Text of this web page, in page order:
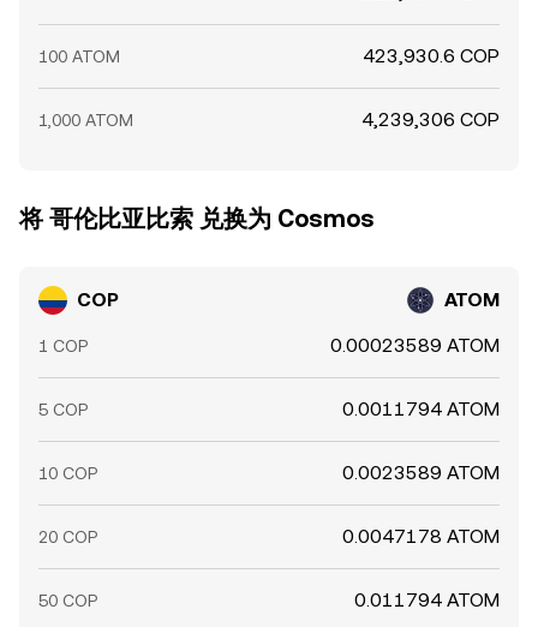
100 ATOM 423,930.6 COP
1,000 ATOM 4,239,306 COP
将 哥伦比亚比索 兑换为 Cosmos
COP ATOM
1 COP 0.00023589 ATOM
5 COP 0.0011794 ATOM
10 COP 0.0023589 ATOM
20 COP 0.0047178 ATOM
50 COP 0.011794 ATOM